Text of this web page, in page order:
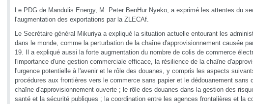
Le PDG de Mandulis Energy, M. Peter BenHur Nyeko, a exprimé les attentes du
l'augmentation des exportations par la ZLECAf.
Le Secrétaire général Mikuriya a expliqué la situation actuelle entourant les
dans le monde, comme la perturbation de la chaîne d'approvisionnement causée
19. Il a expliqué aussi la forte augmentation du nombre de colis de commerce
l'importance d'une gestion commerciale efficace, la résilience de la chaîne
l'urgence potentielle à l'avenir et le rôle des douanes, y compris les aspects
procédures aux frontières vers le commerce sans papier et le dédouanement sans
chaîne d'approvisionnement ouverte ; le rôle des douanes dans la gestion des
santé et la sécurité publiques ; la coordination entre les agences frontalières et la